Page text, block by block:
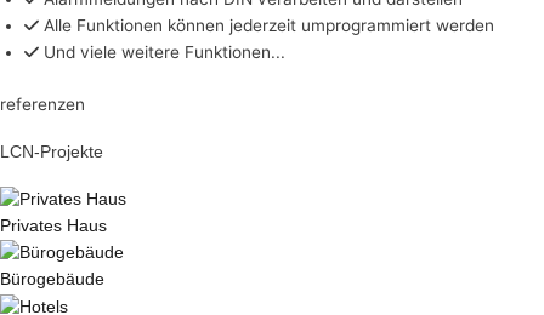
Alle Funktionen können jederzeit umprogrammiert werden
Und viele weitere Funktionen...
referenzen
LCN-Projekte
Privates Haus
Bürogebäude